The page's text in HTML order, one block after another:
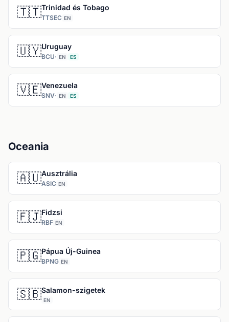
🇹🇹Trinidad és Tobago
TTSEC EN
🇺🇾Uruguay
BCU· EN ES
🇻🇪Venezuela
SNV· EN ES
Oceania
🇦🇺Ausztrália
ASIC EN
🇫🇯Fidzsi
RBF EN
🇵🇬Pápua Új-Guinea
BPNG EN
🇸🇧Salamon-szigetek
EN